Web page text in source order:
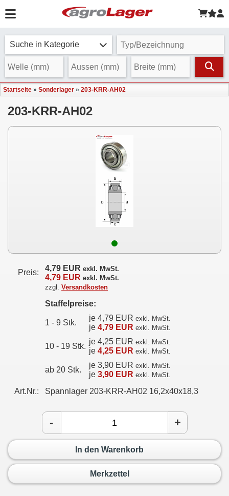
Suche in Kategorie
Startseite » Sonderlager » 203-KRR-AH02
203-KRR-AH02
Preis: 4,79 EUR exkl. MwSt.
4,79 EUR exkl. MwSt.
zzgl. Versandkosten
Staffelpreise:
1 - 9 Stk.
je 4,79 EUR exkl. MwSt.
je 4,79 EUR exkl. MwSt.
10 - 19 Stk.
je 4,25 EUR exkl. MwSt.
je 4,25 EUR exkl. MwSt.
ab 20 Stk.
je 3,90 EUR exkl. MwSt.
je 3,90 EUR exkl. MwSt.
Art.Nr.: Spannlager 203-KRR-AH02 16,2x40x18,3
- +
In den Warenkorb
Merkzettel